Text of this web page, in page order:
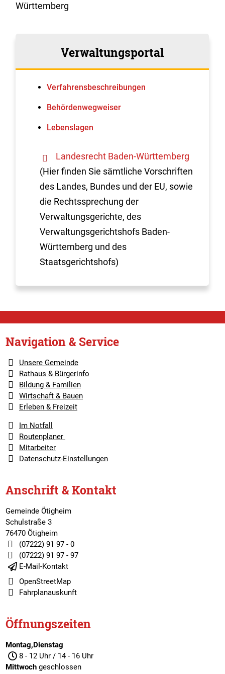
Württemberg
Verwaltungsportal
Verfahrens­beschreibungen
Behördenwegweiser
Lebenslagen
Landesrecht Baden-Württemberg
(Hier finden Sie sämtliche Vorschriften
des Landes, Bundes und der EU, sowie
die Rechtssprechung der
Verwaltungsgerichte, des
Verwaltungsgerichtshofs Baden-
Württemberg und des
Staatsgerichtshofs)
Navigation & Service
Unsere Gemeinde
Rathaus & Bürgerinfo
Bildung & Familien
Wirtschaft & Bauen
Erleben & Freizeit
Im Notfall
Routenplaner
Mitarbeiter
Datenschutz-Einstellungen
Anschrift & Kontakt
Gemeinde Ötigheim
Schulstraße 3
76470 Ötigheim
(07222) 91 97 - 0
(07222) 91 97 - 97
E-Mail-Kontakt
OpenStreetMap
Fahrplanauskunft
Öffnungszeiten
Montag,Dienstag
8 - 12 Uhr / 14 - 16 Uhr
Mittwochgeschlossen